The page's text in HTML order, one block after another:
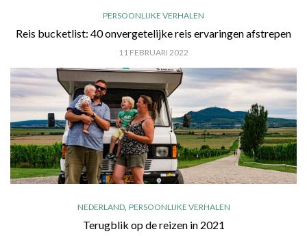
PERSOONLIJKE VERHALEN
Reis bucketlist: 40 onvergetelijke reis ervaringen afstrepen
11 FEBRUARI 2022
NEDERLAND, PERSOONLIJKE VERHALEN
Terugblik op de reizen in 2021